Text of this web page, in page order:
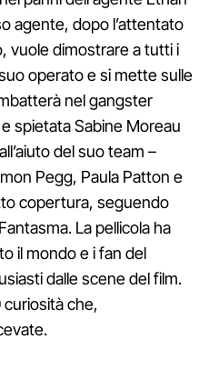
agente, dopo l’attentato
vuole dimostrare a tutti i
operato e si mette sulle
nel gangster
spietata Sabine Moreau
del suo team –
Pegg, Paula Patton e
copertura, seguendo
La pellicola ha
il mondo e i fan del
dalle scene del film.
curiosità che,